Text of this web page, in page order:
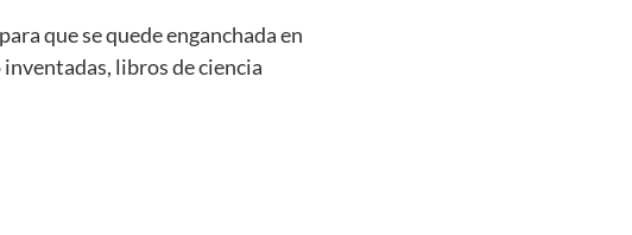
que se quede enganchada en
libros de ciencia